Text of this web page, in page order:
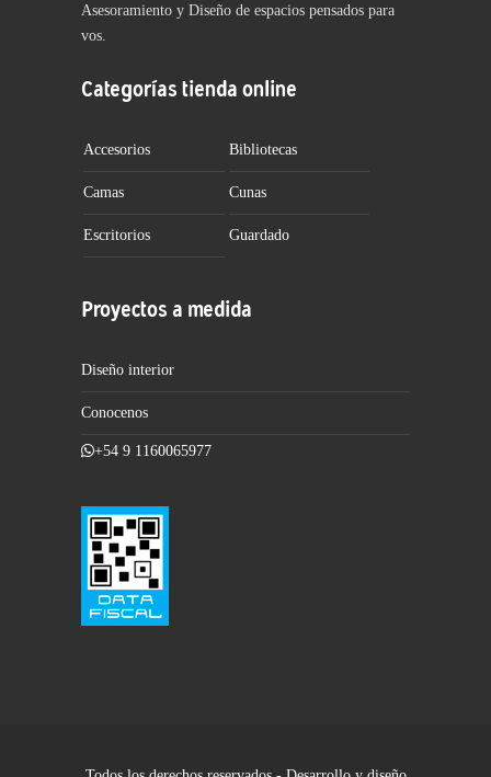
Asesoramiento y Diseño de espacios pensados para
vos.
Categorías tienda online
Accesorios Bibliotecas
Camas Cunas
Escritorios Guardado
Proyectos a medida
Diseño interior
Conocenos
+54 9 1160065977